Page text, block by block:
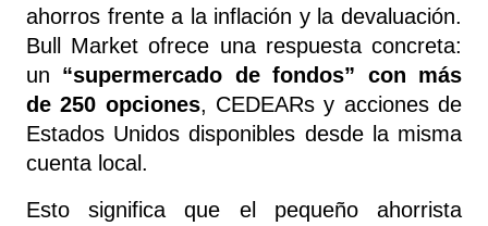
ahorros frente a la inflación y la devaluación.
Bull Market ofrece una respuesta concreta:
un “supermercado de fondos” con más
de 250 opciones, CEDEARs y acciones de
Estados Unidos disponibles desde la misma
cuenta local.
Esto significa que el pequeño ahorrista